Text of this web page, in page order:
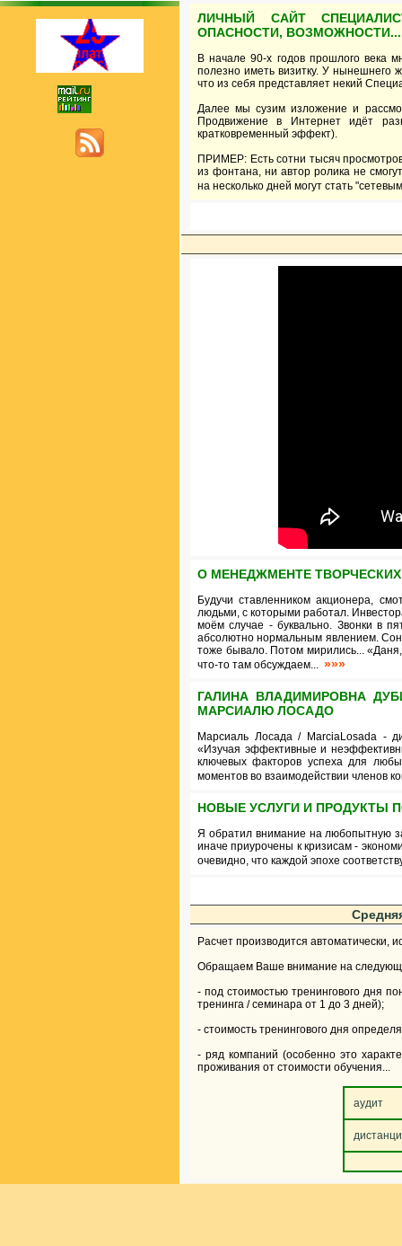
ЛИЧНЫЙ САЙТ
ОПАСНОСТИ, ВОЗМОЖНОСТИ...
В начале 90-х годов прошлого века
полезно иметь визитку. У нынешнего
что из себя представляет некий
Далее мы сузим изложение и
Продвижение в Интернет идёт
кратковременный эффект).
ПРИМЕР: Есть сотни тысяч
из фонтана, ни автор ролика не
на несколько дней могут стать
О МЕНЕДЖМЕНТЕ
Будучи ставленником акционера,
людьми, с которыми работал.
моём случае - буквально. Звонки в
абсолютно нормальным явлением.
тоже бывало. Потом мирились...
что-то там обсуждаем... »»»
ГАЛИНА ВЛАДИМИРОВНА
МАРСИАЛЮ ЛОСАДО
Марсиаль Лосада / MarciaLosada -
«Изучая эффективные и
ключевых факторов успеха для
моментов во взаимодействии членов
НОВЫЕ УСЛУГИ И ПРОДУКТЫ
Я обратил внимание на любопытную
иначе приурочены к кризисам -
очевидно, что каждой эпохе
Расчет производится автоматически,
Обращаем Ваше внимание на
- под стоимостью тренингового дня
тренинга / семинара от 1 до 3 дней);
- стоимость тренингового дня
- ряд компаний (особенно это
проживания от стоимости обучения...
аудит